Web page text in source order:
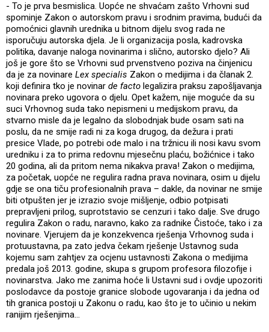
- To je prva besmislica. Uopće ne shvaćam zašto Vrhovni sud
spominje Zakon o autorskom pravu i srodnim pravima, budući da
pomoćnici glavnih urednika u bitnom dijelu svog rada ne
isporučuju autorska djela. Je li organizacija posla, kadrovska
politika, davanje naloga novinarima i slično, autorsko djelo? Ali
još je gore što se Vrhovni sud prvenstveno poziva na činjenicu
da je za novinare Lex specialis Zakon o medijima i da članak 2.
koji definira tko je novinar de facto legalizira praksu zapošljavanja
novinara preko ugovora o djelu. Opet kažem, nije moguće da su
suci Vrhovnog suda tako nepismeni u medijskom pravu, da
stvarno misle da je legalno da slobodnjak bude osam sati na
poslu, da ne smije radi ni za koga drugog, da dežura i prati
presice Vlade, po potrebi ode malo i na tržnicu ili nosi kavu svom
uredniku i za to prima redovnu mjesečnu plaću, božićnice i tako
20 godina, ali da pritom nema nikakva prava! Zakon o medijima,
za početak, uopće ne regulira radna prava novinara, osim u dijelu
gdje se ona tiču profesionalnih prava – dakle, da novinar ne smije
biti otpušten jer je izrazio svoje mišljenje, odbio potpisati
prepravljeni prilog, suprotstavio se cenzuri i tako dalje. Sve drugo
regulira Zakon o radu, naravno, kako za radnike Čistoće, tako i za
novinare. Vjerujem da je konzekvenca rješenja Vrhovnog suda i
protuustavna, pa zato jedva čekam rješenje Ustavnog suda
kojemu sam zahtjev za ocjenu ustavnosti Zakona o medijima
predala još 2013. godine, skupa s grupom profesora filozofije i
novinarstva. Jako me zanima hoće li Ustavni sud i ovdje upozoriti
poslodavce da postoje granice slobode ugovaranja i da jedna od
tih granica postoji u Zakonu o radu, kao što je to učinio u nekim
ranijim rješenjima...